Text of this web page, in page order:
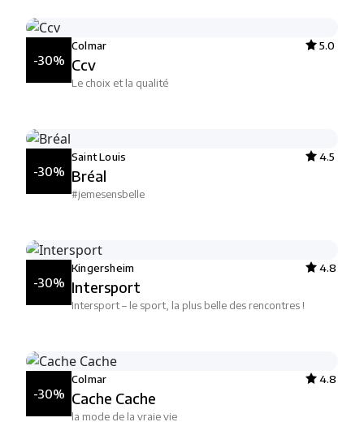
-30%
Colmar 5.0
Ccv
Le choix et la qualité
-30%
Saint Louis 4.5
Bréal
#jemesensbelle
-30%
Kingersheim 4.8
Intersport
Intersport – le sport, la plus belle des rencontres !
-30%
Colmar 4.8
Cache Cache
la mode de la vraie vie